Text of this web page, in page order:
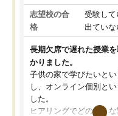
志望校の合
格
受験し
出ていな
長期欠席で遅れた授業
かりました。
子供の家で学びたいと
し、オンライン個別と
した。
ヒアリングでどのよう